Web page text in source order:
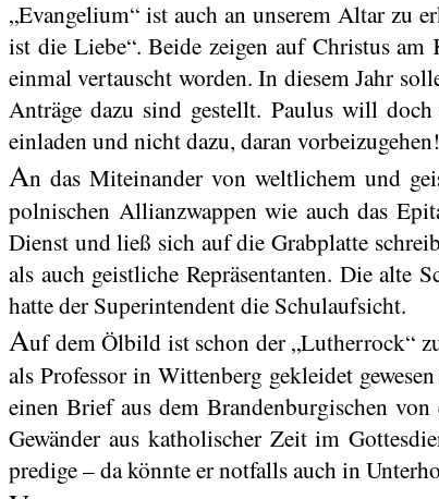
„Evangelium“ ist auch an unserem Altar zu
ist die Liebe“. Beide zeigen auf Christus
einmal vertauscht worden. In diesem Jahr
Anträge dazu sind gestellt. Paulus will
einladen und nicht dazu, daran vorbeizugehen!
An das Miteinander von weltlichem und
polnischen Allianzwappen wie auch das
Dienst und ließ sich auf die Grabplatte
als auch geistliche Repräsentanten. Die
hatte der Superintendent die Schulaufsicht.
Auf dem Ölbild ist schon der „Lutherrock“
als Professor in Wittenberg gekleidet
einen Brief aus dem Brandenburgischen
Gewänder aus katholischer Zeit im
predige – da könnte er notfalls auch in